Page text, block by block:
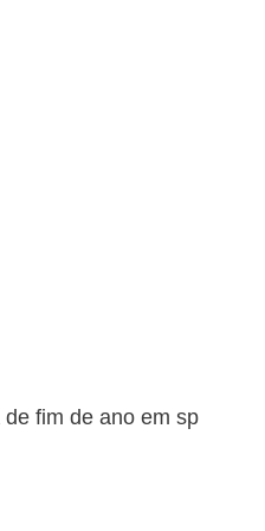
fim de ano em sp